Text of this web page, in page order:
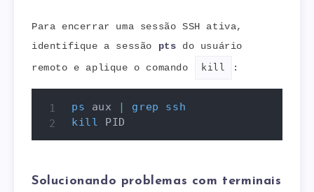
Para encerrar uma sessão SSH ativa,
identifique a sessão pts do usuário
remoto e aplique o comando
kill :
ps aux | grep
ssh
kill PID
Solucionando problemas com terminais